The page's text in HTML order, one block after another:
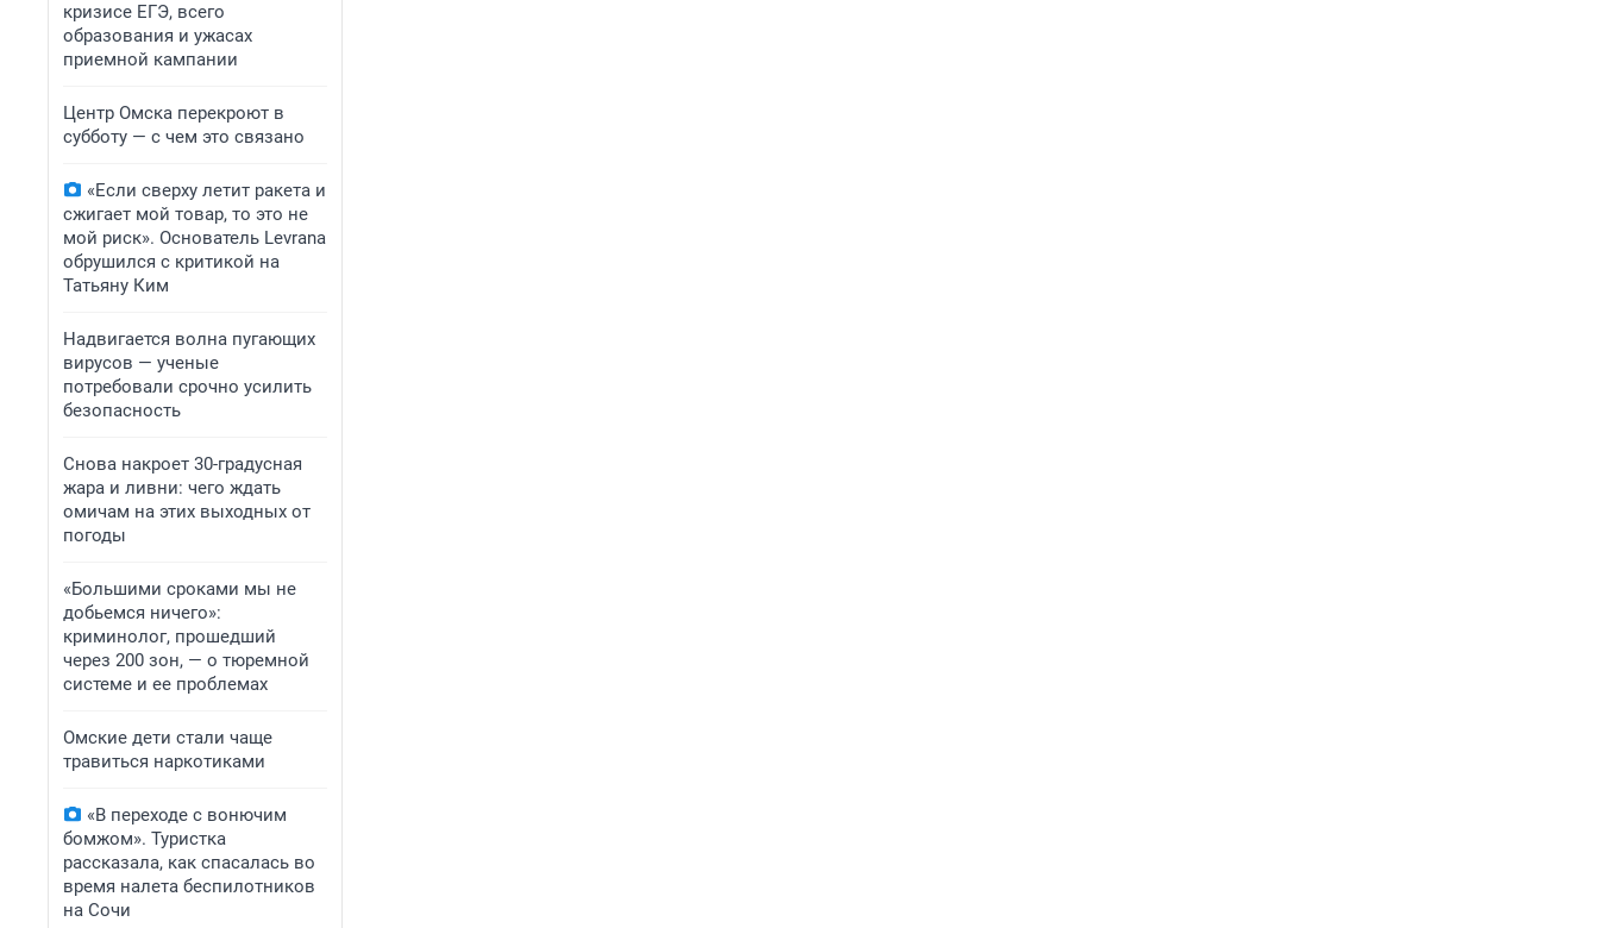
кризисе ЕГЭ, всего
образования и ужасах
приемной кампании
Центр Омска перекроют в
субботу — с чем это связано
«Если сверху летит ракета и
сжигает мой товар, то это не
мой риск». Основатель Levrana
обрушился с критикой на
Татьяну Ким
Надвигается волна пугающих
вирусов — ученые
потребовали срочно усилить
безопасность
Снова накроет 30-градусная
жара и ливни: чего ждать
омичам на этих выходных от
погоды
«Большими сроками мы не
добьемся ничего»:
криминолог, прошедший
через 200 зон, — о тюремной
системе и ее проблемах
Омские дети стали чаще
травиться наркотиками
«В переходе с вонючим
бомжом». Туристка
рассказала, как спасалась во
время налета беспилотников
на Сочи